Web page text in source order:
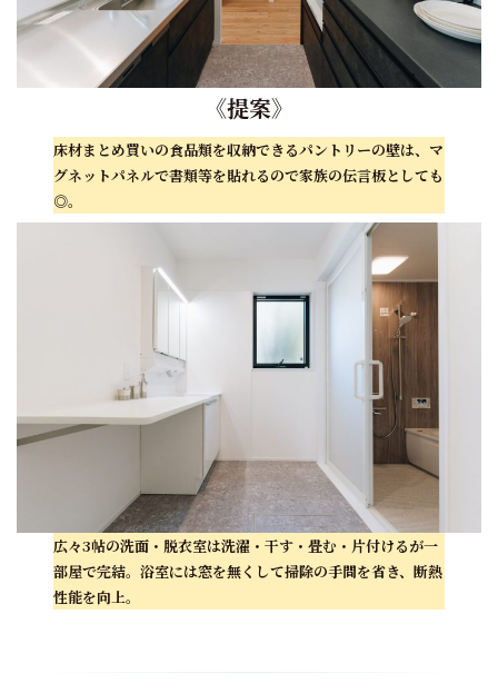
《提案》
床材まとめ買いの食品類を収納できるパントリーの壁は、マ
グネットパネルで書類等を貼れるので家族の伝言板としても
◎。
広々3帖の洗面・脱衣室は洗濯・干す・畳む・片付けるが一
部屋で完結。浴室には窓を無くして掃除の手間を省き、断熱
性能を向上。